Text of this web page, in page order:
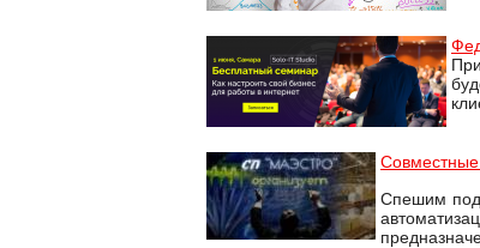
Совместные
Спешим